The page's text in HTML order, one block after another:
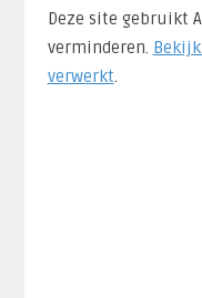
Deze site gebruikt
verminderen.
verwerkt.